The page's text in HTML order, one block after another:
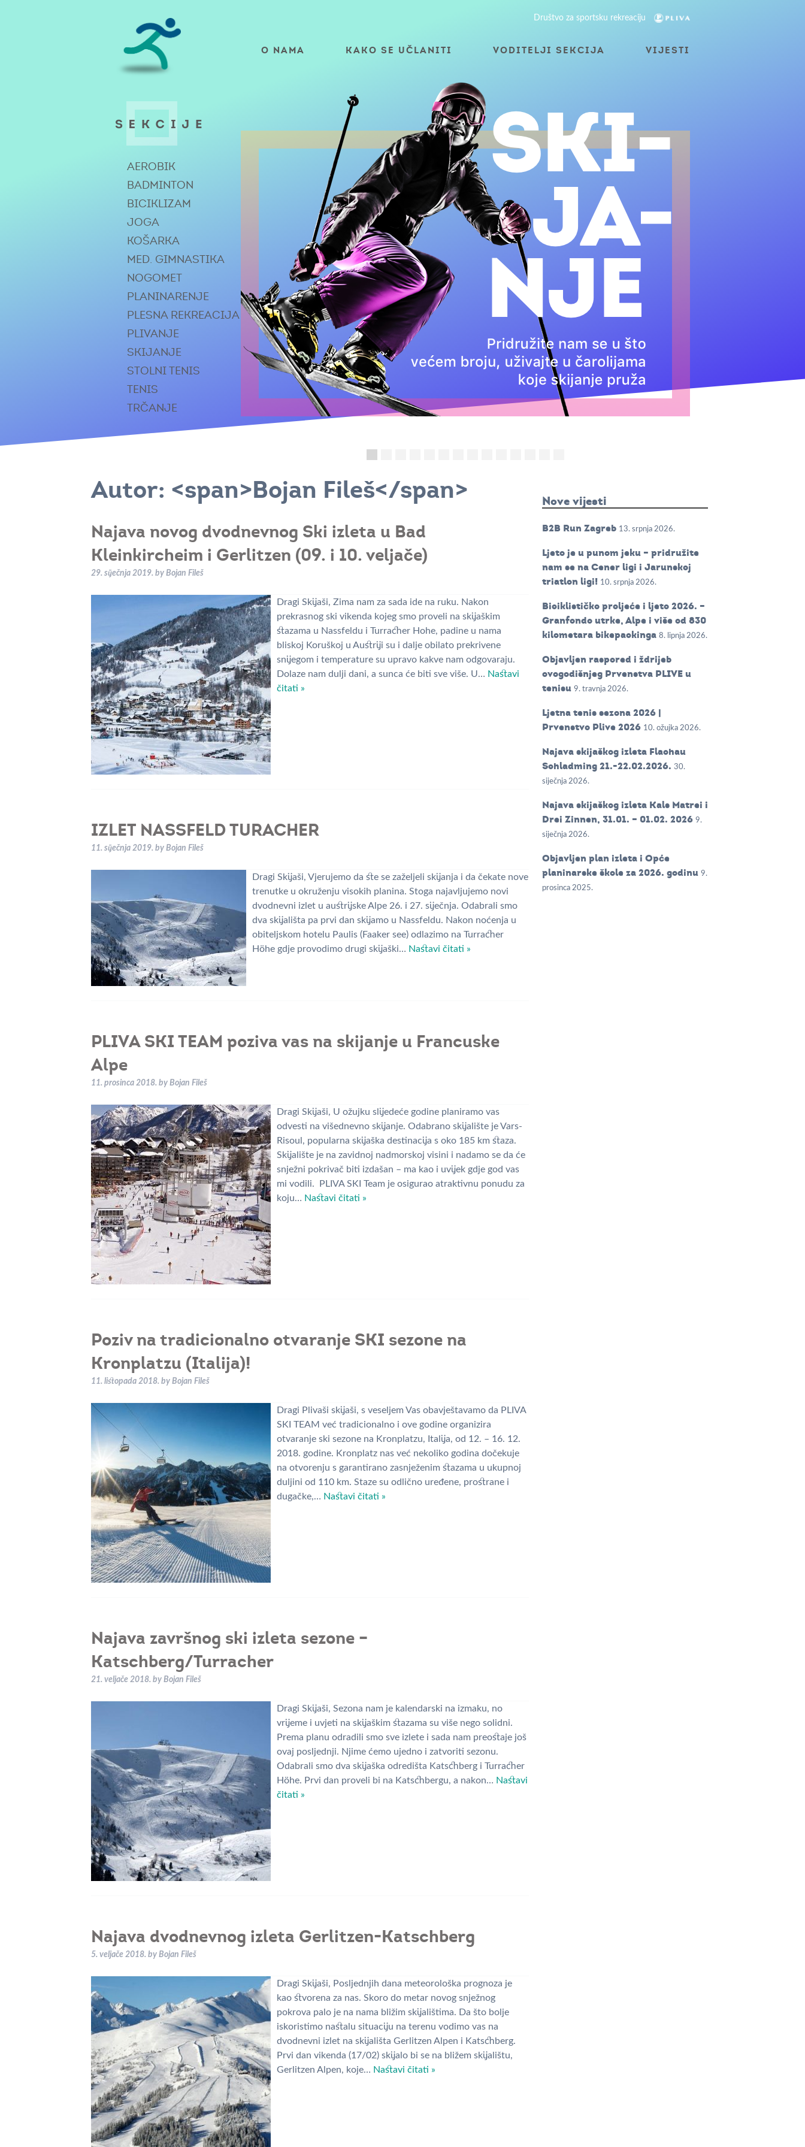
Društvo za sportsku rekreaciju
O NAMA KAKO SE UČLANITI VODITELJI SEKCIJA VIJESTI
AEROBIK
BADMINTON
BICIKLIZAM
JOGA
KOŠARKA
MED. GIMNASTIKA
NOGOMET
PLANINARENJE
PLESNA REKREACIJA
PLIVANJE
SKIJANJE
STOLNI TENIS
TENIS
TRČANJE
Autor: <span>Bojan Fileš</span>
Najava novog dvodnevnog Ski izleta u Bad
Kleinkircheim i Gerlitzen (09. i 10. veljače)
29. siječnja 2019. by Bojan Fileš
Dragi Skijaši, Zima nam za sada ide na ruku. Nakon
prekrasnog ski vikenda kojeg smo proveli na skijaškim
stazama u Nassfeldu i Turracher Hohe, padine u nama
bliskoj Koruškoj u Austriji su i dalje obilato prekrivene
snijegom i temperature su upravo kakve nam odgovaraju.
Dolaze nam dulji dani, a sunca će biti sve više. U… Nastavi
čitati »
IZLET NASSFELD TURACHER
11. siječnja 2019. by Bojan Fileš
Dragi Skijaši, Vjerujemo da ste se zaželjeli skijanja i da čekate nove
trenutke u okruženju visokih planina. Stoga najavljujemo novi
dvodnevni izlet u austrijske Alpe 26. i 27. siječnja. Odabrali smo
dva skijališta pa prvi dan skijamo u Nassfeldu. Nakon noćenja u
obiteljskom hotelu Paulis (Faaker see) odlazimo na Turracher
Höhe gdje provodimo drugi skijaški… Nastavi čitati »
PLIVA SKI TEAM poziva vas na skijanje u Francuske
Alpe
11. prosinca 2018. by Bojan Fileš
Dragi Skijaši, U ožujku slijedeće godine planiramo vas
odvesti na višednevno skijanje. Odabrano skijalište je Vars-
Risoul, popularna skijaška destinacija s oko 185 km staza.
Skijalište je na zavidnoj nadmorskoj visini i nadamo se da će
snježni pokrivač biti izdašan – ma kao i uvijek gdje god vas
mi vodili. PLIVA SKI Team je osigurao atraktivnu ponudu za
koju… Nastavi čitati »
Poziv na tradicionalno otvaranje SKI sezone na
Kronplatzu (Italija)!
11. listopada 2018. by Bojan Fileš
Dragi Plivaši skijaši, s veseljem Vas obavještavamo da PLIVA
SKI TEAM već tradicionalno i ove godine organizira
otvaranje ski sezone na Kronplatzu, Italija, od 12. – 16. 12.
2018. godine. Kronplatz nas već nekoliko godina dočekuje
na otvorenju s garantirano zasnježenim stazama u ukupnoj
duljini od 110 km. Staze su odlično uređene, prostrane i
dugačke,… Nastavi čitati »
Najava završnog ski izleta sezone –
Katschberg/Turracher
21. veljače 2018. by Bojan Fileš
Dragi Skijaši, Sezona nam je kalendarski na izmaku, no
vrijeme i uvjeti na skijaškim stazama su više nego solidni.
Prema planu odradili smo sve izlete i sada nam preostaje još
ovaj posljednji. Njime ćemo ujedno i zatvoriti sezonu.
Odabrali smo dva skijaška odredišta Katschberg i Turracher
Höhe. Prvi dan proveli bi na Katschbergu, a nakon… Nastavi
čitati »
Najava dvodnevnog izleta Gerlitzen-Katschberg
5. veljače 2018. by Bojan Fileš
Dragi Skijaši, Posljednjih dana meteorološka prognoza je
kao stvorena za nas. Skoro do metar novog snježnog
pokrova palo je na nama bližim skijalištima. Da što bolje
iskoristimo nastalu situaciju na terenu vodimo vas na
dvodnevni izlet na skijališta Gerlitzen Alpen i Katschberg.
Prvi dan vikenda (17/02) skijalo bi se na bližem skijalištu,
Gerlitzen Alpen, koje… Nastavi čitati »
Nove vijesti
B2B Run Zagreb 13. srpnja 2026.
Ljeto je u punom jeku – pridružite
nam se na Cener ligi i Jarunskoj
triatlon ligi! 10. srpnja 2026.
Biciklističko proljeće i ljeto 2026. –
Granfondo utrke, Alpe i više od 830
kilometara bikepackinga 8. lipnja 2026.
Objavljen raspored i ždrijeb
ovogodišnjeg Prvenstva PLIVE u
tenisu 9. travnja 2026.
Ljetna tenis sezona 2026 |
Prvenstvo Plive 2026 10. ožujka 2026.
Najava skijaškog izleta Flachau
Schladming 21.-22.02.2026. 30.
siječnja 2026.
Najava skijaškog izleta Kals Matrei i
Drei Zinnen, 31.01. – 01.02. 2026 9.
siječnja 2026.
Objavljen plan izleta i Opće
planinarske škole za 2026. godinu 9.
prosinca 2025.